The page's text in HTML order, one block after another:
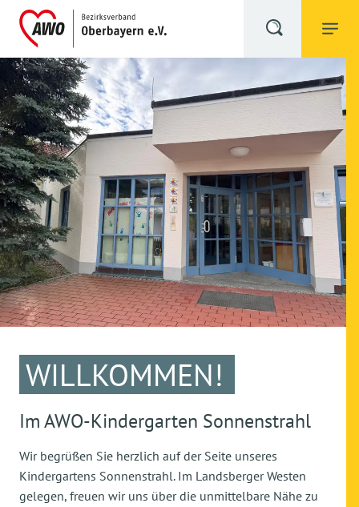
WILLKOMMEN!
Im AWO-Kindergarten Sonnenstrahl
Wir begrüßen Sie herzlich auf der Seite unseres
Kindergartens Sonnenstrahl. Im Landsberger Westen
gelegen, freuen wir uns über die unmittelbare Nähe zu